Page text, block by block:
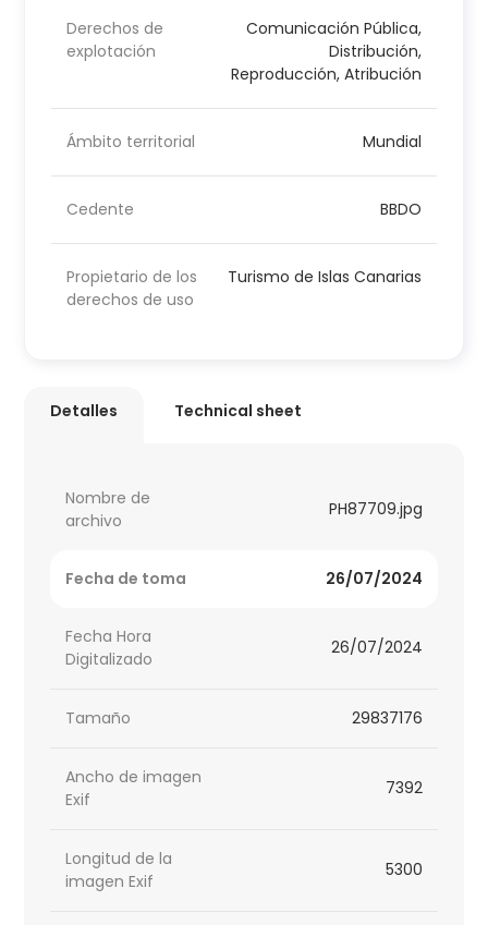
Derechos de
explotación
Comunicación Pública,
Distribución,
Reproducción, Atribución
Ámbito territorial Mundial
Cedente BBDO
Propietario de los
derechos de uso
Turismo de Islas Canarias
Detalles Technical sheet
Nombre de
archivo
PH87709.jpg
Fecha de toma 26/07/2024
Fecha Hora
Digitalizado
26/07/2024
Tamaño 29837176
Ancho de imagen
Exif
7392
Longitud de la
imagen Exif
5300